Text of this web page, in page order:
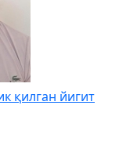
қилган йигит